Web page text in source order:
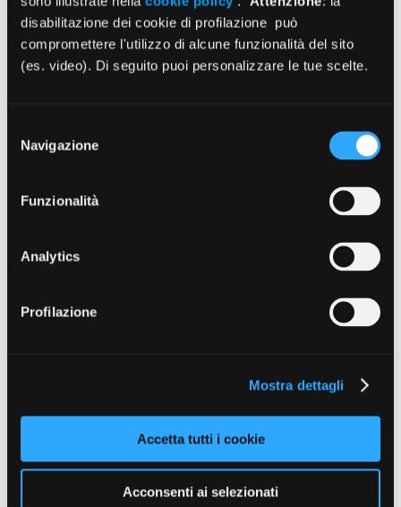
disabilitazione dei cookie di profilazione può
compromettere l'utilizzo di alcune funzionalità del sito
(es. video). Di seguito puoi personalizzare le tue scelte.
delNavigazione
Funzionalità
Analytics
Profilazione
Mostra dettagli
Accetta tutti i cookie
Acconsenti ai selezionati
Istruzioni Modello D ed. 2026
30/06/2026
Contenuti a cura di
Settimanale digitale